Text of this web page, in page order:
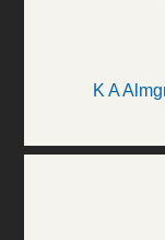
K A